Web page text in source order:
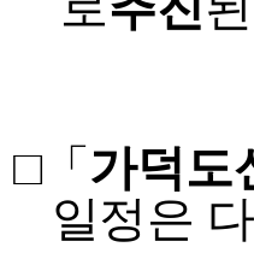
□「 가덕도
일정은